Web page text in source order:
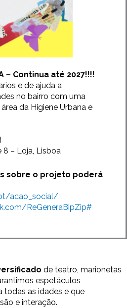
– Continua até 2027!!!!
e de ajuda a
no bairro com uma
da Higiene Urbana e
8 – Loja, Lisboa
sobre o projeto poderá
acao_social/
ReGeneraBipZip#
de teatro, marionetas
espetáculos
todas as idades e que
e interação.